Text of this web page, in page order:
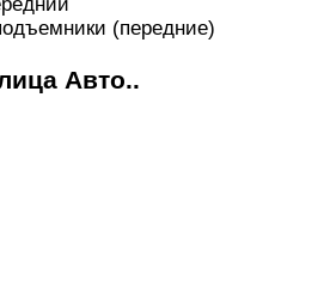
(передние)
Авто..